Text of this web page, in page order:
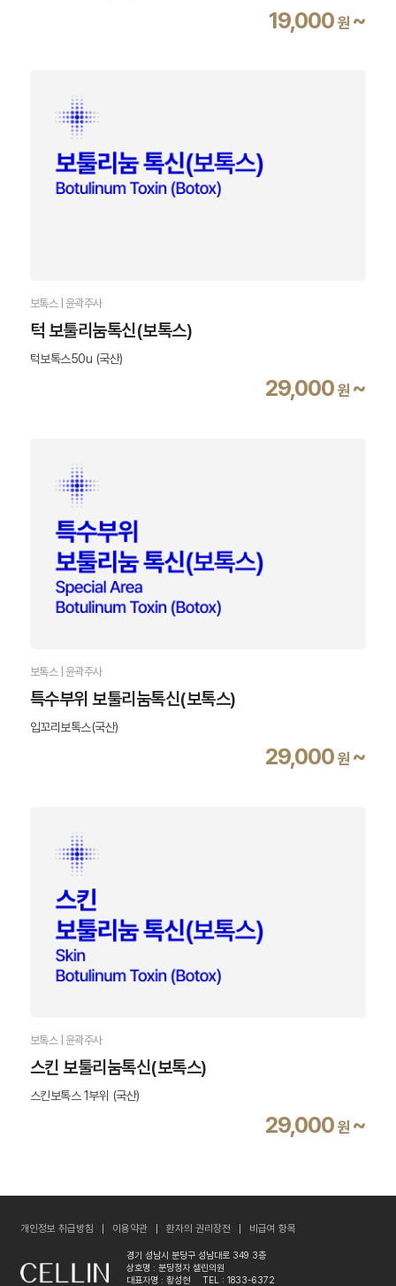
19,000 원 ~
보톡스 | 윤곽주사
턱 보툴리눔톡신(보톡스)
턱보톡스50u (국산)
29,000 원 ~
보톡스 | 윤곽주사
특수부위 보툴리눔톡신(보톡스)
입꼬리보톡스(국산)
29,000 원 ~
보톡스 | 윤곽주사
스킨 보툴리눔톡신(보톡스)
스킨보톡스 1부위 (국산)
29,000 원 ~
개인정보 취급방침 이용약관 환자의 권리장전 비급여 항목
경기 성남시 분당구 성남대로 349 3층
상호명 : 분당정자 셀린의원
대표자명 : 황성현
TEL : 1833-6372